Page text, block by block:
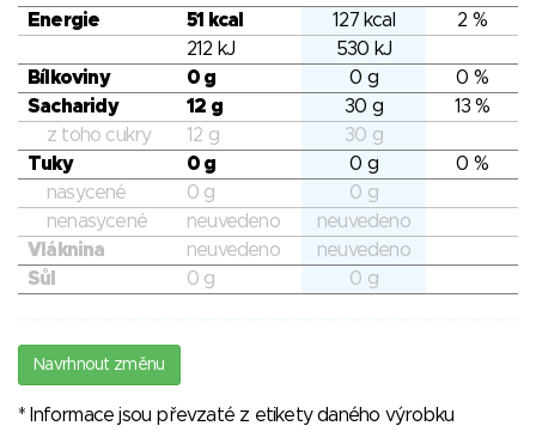
Energie 51 kcal 127 kcal
2 %
212 kJ
530 kJ
Bílkoviny
0 g 0 g
0 %
Sacharidy
12 g 30 g
13 %
z toho cukry
12 g
30 g
Tuky
0 g 0 g
0 %
nasycené
0 g
0 g
nenasycené
neuvedeno
neuvedeno
Vláknina
neuvedeno
neuvedeno
Sůl
0 g 0 g
Navrhnout změnu
* Informace jsou převzaté z etikety daného výrobku